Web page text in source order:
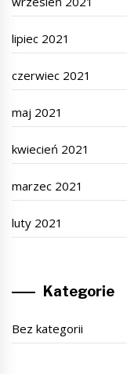
lipiec 2021
czerwiec 2021
maj 2021
kwiecień 2021
marzec 2021
luty 2021
Kategorie
Bez kategorii